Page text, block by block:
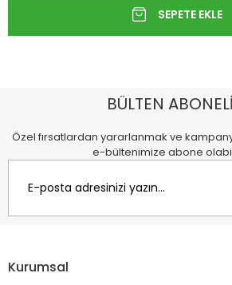
BÜLTEN
Özel fırsatlardan yararlanmak ve
e-bültenimize abone
Kurumsal